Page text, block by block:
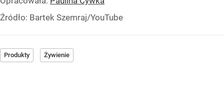
Źródło: Bartek Szemraj/YouTube
Produkty Żywienie